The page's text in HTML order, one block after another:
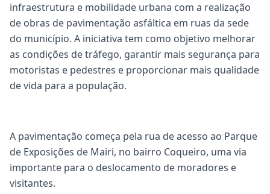
infraestrutura e mobilidade urbana com a realização
de obras de pavimentação asfáltica em ruas da sede
do município. A iniciativa tem como objetivo melhorar
as condições de tráfego, garantir mais segurança para
motoristas e pedestres e proporcionar mais qualidade
de vida para a população.
A pavimentação começa pela rua de acesso ao Parque
de Exposições de Mairi, no bairro Coqueiro, uma via
importante para o deslocamento de moradores e
visitantes.